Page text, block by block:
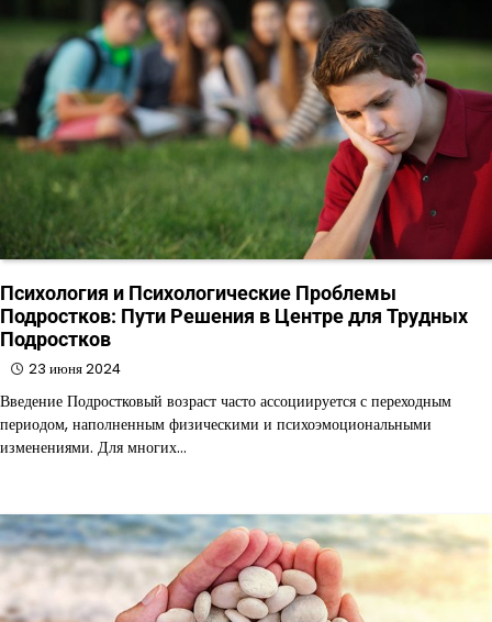
Психология и Психологические Проблемы
Подростков: Пути Решения в Центре для Трудных
Подростков
23 июня 2024
Введение Подростковый возраст часто ассоциируется с переходным
периодом, наполненным физическими и психоэмоциональными
изменениями. Для многих…